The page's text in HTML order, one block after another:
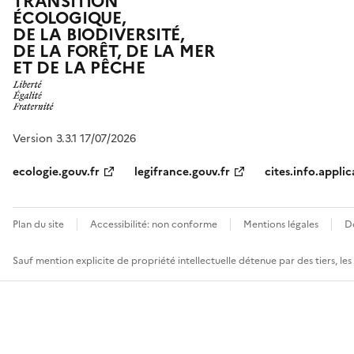
ÉCOLOGIQUE,
DE LA BIODIVERSITÉ,
DE LA FORÊT, DE LA MER
ET DE LA PÊCHE
Version 3.3.1 17/07/2026
ecologie.gouv.fr
legifrance.gouv.fr
Plan du site Accessibilité: non conforme Mentions légales
Sauf mention explicite de propriété intellectuelle détenue par des tiers,